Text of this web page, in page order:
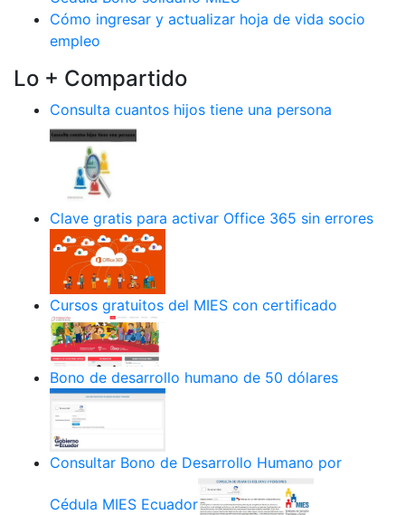
Cómo ingresar y actualizar hoja de vida socio
empleo
Lo + Compartido
Consulta cuantos hijos tiene una persona
Clave gratis para activar Office 365 sin errores
Cursos gratuitos del MIES con certificado
Bono de desarrollo humano de 50 dólares
Consultar Bono de Desarrollo Humano por
Cédula MIES Ecuador